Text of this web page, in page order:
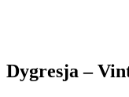
Dygresja –